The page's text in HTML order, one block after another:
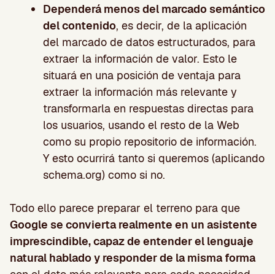
Dependerá menos del marcado semántico
del contenido, es decir, de la aplicación
del marcado de datos estructurados, para
extraer la información de valor. Esto le
situará en una posición de ventaja para
extraer la información más relevante y
transformarla en respuestas directas para
los usuarios, usando el resto de la Web
como su propio repositorio de información.
Y esto ocurrirá tanto si queremos (aplicando
schema.org) como si no.
Todo ello parece preparar el terreno para que
Google se convierta realmente en un asistente
imprescindible, capaz de entender el lenguaje
natural hablado y responder de la misma forma